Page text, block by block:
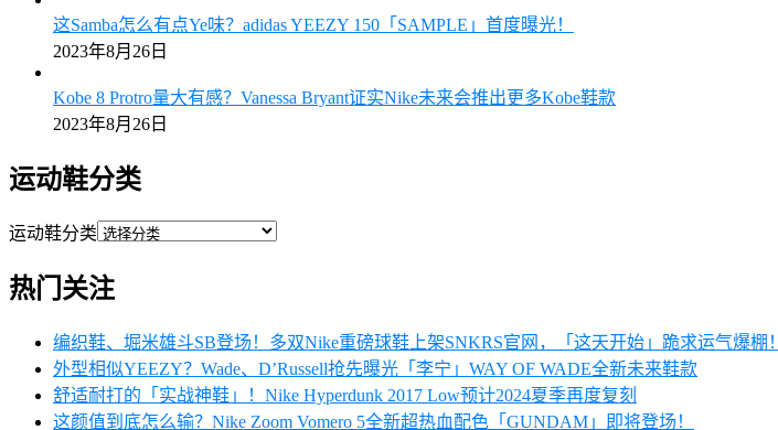
这Samba怎么有点Ye味？adidas YEEZY 150「SAMPLE」首度曝光！
2023年8月26日
Kobe 8 Protro量大有感？Vanessa Bryant证实Nike未来会推出更多Kobe鞋款
2023年8月26日
运动鞋分类
运动鞋分类
热门关注
编织鞋、堀米雄斗SB登场！多双Nike重磅球鞋上架SNKRS官网，「这天开始」跪求运气爆棚！
外型相似YEEZY？Wade、D’Russell抢先曝光「李宁」WAY OF WADE全新未来鞋款
舒适耐打的「实战神鞋」！Nike Hyperdunk 2017 Low预计2024夏季再度复刻
这颜值到底怎么输？Nike Zoom Vomero 5全新超热血配色「GUNDAM」即将登场！